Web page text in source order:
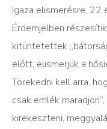
Igaza elismerésre, 22
Érdemjelben
kitüntetettek
előtt, elismerjük a
Törekedni kell arra,
csak emlék
kirekeszteni,